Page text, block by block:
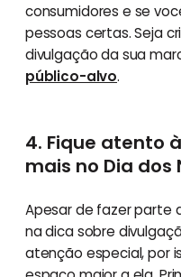
consumidores e se
pessoas certas. Seja
divulgação da sua
público-alvo.
4. Fique atento
mais no Dia dos
Apesar de fazer parte
na dica sobre
atenção especial, por